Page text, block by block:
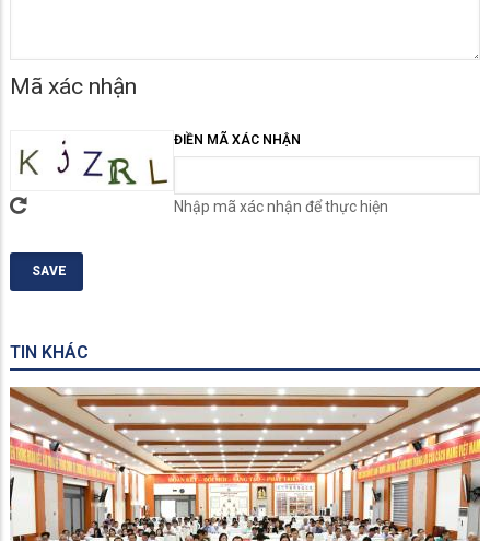
Mã xác nhận
ĐIỀN MÃ XÁC NHẬN
Nhập mã xác nhận để thực hiện
TIN KHÁC